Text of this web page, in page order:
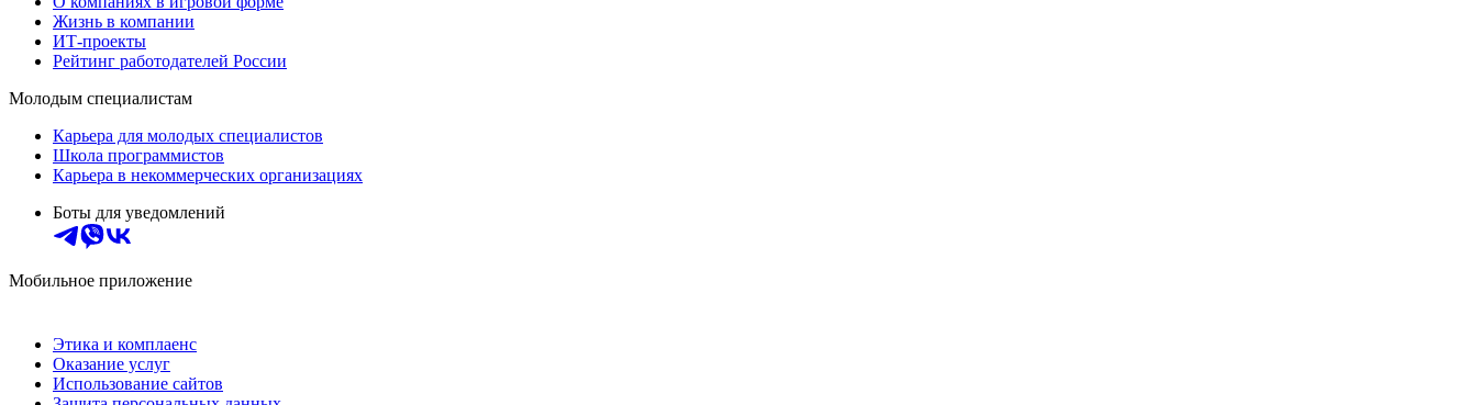
Жизнь в компании
ИТ-проекты
Рейтинг работодателей России
Молодым специалистам
Карьера для молодых специалистов
Школа программистов
Карьера в некоммерческих организациях
Боты для уведомлений
Мобильное приложение
Этика и комплаенс
Оказание услуг
Использование сайтов